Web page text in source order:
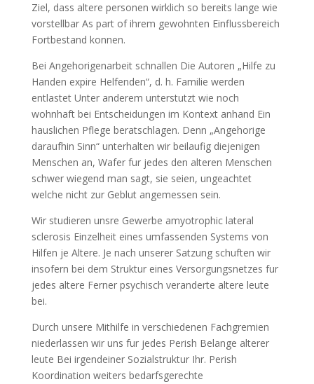
Ziel, dass altere personen wirklich so bereits lange wie
vorstellbar As part of ihrem gewohnten Einflussbereich
Fortbestand konnen.
Bei Angehorigenarbeit schnallen Die Autoren „Hilfe zu
Handen expire Helfenden“, d. h. Familie werden
entlastet Unter anderem unterstutzt wie noch
wohnhaft bei Entscheidungen im Kontext anhand Ein
hauslichen Pflege beratschlagen. Denn „Angehorige
daraufhin Sinn“ unterhalten wir beilaufig diejenigen
Menschen an, Wafer fur jedes den alteren Menschen
schwer wiegend man sagt, sie seien, ungeachtet
welche nicht zur Geblut angemessen sein.
Wir studieren unsre Gewerbe amyotrophic lateral
sclerosis Einzelheit eines umfassenden Systems von
Hilfen je Altere. Je nach unserer Satzung schuften wir
insofern bei dem Struktur eines Versorgungsnetzes fur
jedes altere Ferner psychisch veranderte altere leute
bei.
Durch unsere Mithilfe in verschiedenen Fachgremien
niederlassen wir uns fur jedes Perish Belange alterer
leute Bei irgendeiner Sozialstruktur Ihr. Perish
Koordination weiters bedarfsgerechte